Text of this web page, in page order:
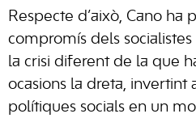
Respecte d’això, Cano ha
compromís dels
la crisi diferent de la que
ocasions la dreta, invertint
polítiques socials en un